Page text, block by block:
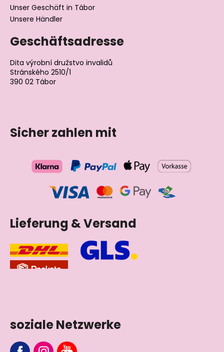
Unser Geschäft in Tábor
Unsere Händler
Geschäftsadresse
Dita výrobní družstvo invalidů
Stránského 2510/1
390 02 Tábor
Sicher zahlen mit
Lieferung & Versand
soziale Netzwerke